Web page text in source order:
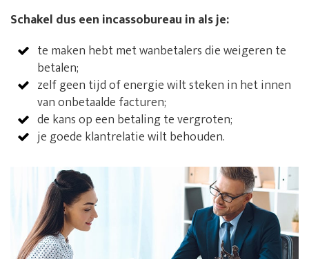
Schakel dus een incassobureau in als je:
te maken hebt met wanbetalers die weigeren te
betalen;
zelf geen tijd of energie wilt steken in het innen
van onbetaalde facturen;
de kans op een betaling te vergroten;
je goede klantrelatie wilt behouden.